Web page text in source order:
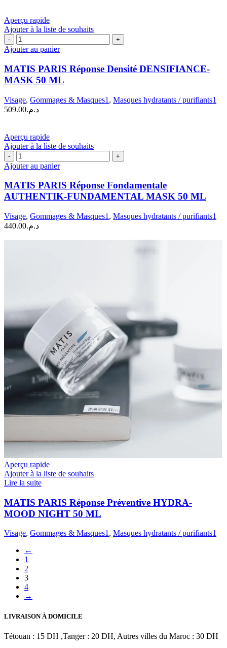
Aperçu rapide
Ajouter à la liste de souhaits
quantité
de
PARIS
Réponse
Densité
MASK
50
Ajouter au panier
MATIS PARIS Réponse Densité DENSIFIANCE-
MASK 50 ML
Visage, Gommages & Masques1 , Masques hydratants / purifiants1
د.م.509.00
Aperçu rapide
Ajouter à la liste de souhaits
quantité
de
PARIS
Réponse
Fondamentale
FUNDAMENTAL
MASK
Ajouter au panier
MATIS PARIS Réponse Fondamentale
AUTHENTIK-FUNDAMENTAL MASK 50 ML
Visage, Gommages & Masques1 , Masques hydratants / purifiants1
د.م.440.00
Aperçu rapide
Ajouter à la liste de souhaits
Lire la suite
MATIS PARIS Réponse Préventive HYDRA-
MOOD NIGHT 50 ML
Visage, Gommages & Masques1, Masques hydratants / purifiants1
←
1
2
3
4
→
LIVRAISON À DOMICILE
Tétouan : 15 DH ,Tanger : 20 DH, Autres villes du Maroc : 30 DH